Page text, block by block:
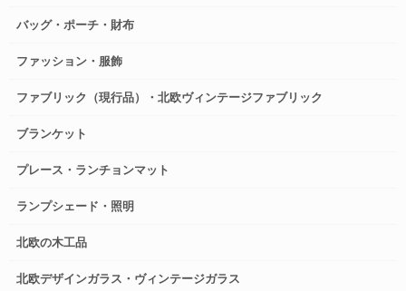
バッグ・ポーチ・財布
ファッション・服飾
ファブリック（現行品）・北欧ヴィンテージファブリック
ブランケット
プレース・ランチョンマット
ランプシェード・照明
北欧の木工品
北欧デザインガラス・ヴィンテージガラス